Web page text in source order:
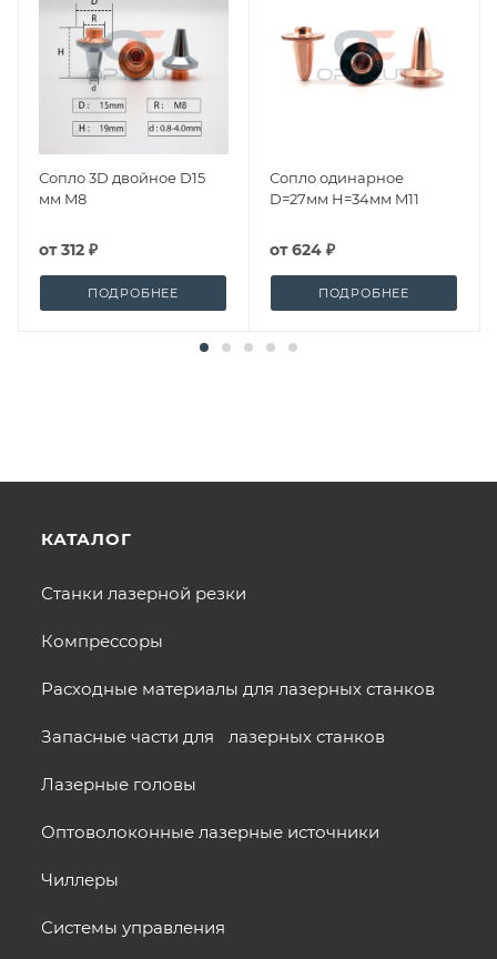
Сопло 3D двойное D15
мм M8
от312 ₽
ПОДРОБНЕЕ
Сопло одинарное
D=27мм H=34мм M11
от624 ₽
ПОДРОБНЕЕ
КАТАЛОГ
Станки лазерной резки
Компрессоры
Расходные материалы для лазерных станков
Запасные части для лазерных станков
Лазерные головы
Оптоволоконные лазерные источники
Чиллеры
Системы управления